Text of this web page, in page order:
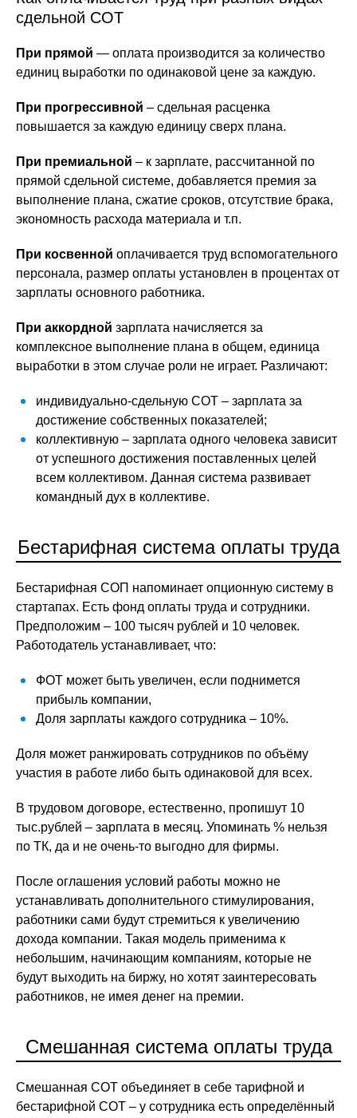
сдельной СОТ
При прямой — оплата производится за количество
единиц выработки по одинаковой цене за каждую.
При прогрессивной – сдельная расценка
повышается за каждую единицу сверх плана.
При премиальной – к зарплате, рассчитанной по
прямой сдельной системе, добавляется премия за
выполнение плана, сжатие сроков, отсутствие брака,
экономность расхода материала и т.п.
При косвенной оплачивается труд вспомогательного
персонала, размер оплаты установлен в процентах от
зарплаты основного работника.
При аккордной зарплата начисляется за
комплексное выполнение плана в общем, единица
выработки в этом случае роли не играет. Различают:
индивидуально-сдельную СОТ – зарплата за
достижение собственных показателей;
коллективную – зарплата одного человека зависит
от успешного достижения поставленных целей
всем коллективом. Данная система развивает
командный дух в коллективе.
Бестарифная система оплаты труда
Бестарифная СОП напоминает опционную систему в
стартапах. Есть фонд оплаты труда и сотрудники.
Предположим – 100 тысяч рублей и 10 человек.
Работодатель устанавливает, что:
ФОТ может быть увеличен, если поднимется
прибыль компании,
Доля зарплаты каждого сотрудника – 10%.
Доля может ранжировать сотрудников по объёму
участия в работе либо быть одинаковой для всех.
В трудовом договоре, естественно, пропишут 10
тыс.рублей – зарплата в месяц. Упоминать % нельзя
по ТК, да и не очень-то выгодно для фирмы.
После оглашения условий работы можно не
устанавливать дополнительного стимулирования,
работники сами будут стремиться к увеличению
дохода компании. Такая модель применима к
небольшим, начинающим компаниям, которые не
будут выходить на биржу, но хотят заинтересовать
работников, не имея денег на премии.
Смешанная система оплаты труда
Смешанная СОТ объединяет в себе тарифной и
бестарифной СОТ – у сотрудника есть определённый